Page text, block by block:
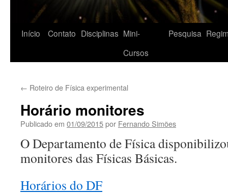
Início Contato Disciplinas Mini-
Cursos
Pesquisa
← Roteiro de Física experimental
Horário monitores
Publicado em 01/09/2015por Fernando Simões
O Departamento de Física
monitores das Físicas Básicas.
Horários do DF